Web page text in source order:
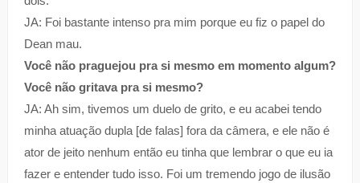
JA: Foi bastante intenso pra mim porque eu fiz o papel do
Dean mau.
Você não praguejou pra si mesmo em momento algum?
Você não gritava pra si mesmo?
JA: Ah sim, tivemos um duelo de grito, e eu acabei tendo
minha atuação dupla [de falas] fora da câmera, e ele não é
ator de jeito nenhum então eu tinha que lembrar o que eu ia
fazer e entender tudo isso. Foi um tremendo jogo de ilusão